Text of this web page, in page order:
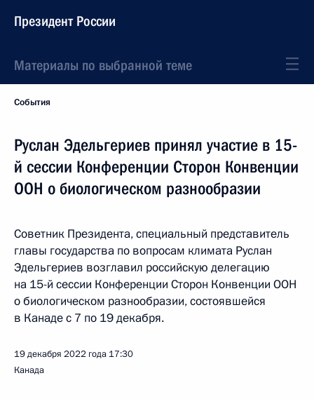
Президент России
Материалы по выбранной теме
События
Руслан Эдельгериев принял участие в 15-
й сессии Конференции Сторон Конвенции
ООН о биологическом разнообразии
Советник Президента, специальный представитель
главы государства по вопросам климата Руслан
Эдельгериев возглавил российскую делегацию
на 15-й сессии Конференции Сторон Конвенции ООН
о биологическом разнообразии, состоявшейся
в Канаде с 7 по 19 декабря.
19 декабря 2022 года 17:30
Канада